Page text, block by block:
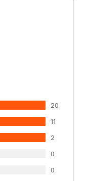
20
11
2
0
0